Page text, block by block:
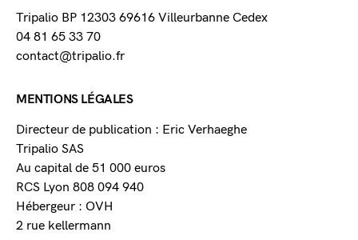
Tripalio BP 12303 69616 Villeurbanne Cedex
04 81 65 33 70
contact@tripalio.fr
MENTIONS LÉGALES
Directeur de publication : Eric Verhaeghe
Tripalio SAS
Au capital de 51 000 euros
RCS Lyon 808 094 940
Hébergeur : OVH
2 rue kellermann